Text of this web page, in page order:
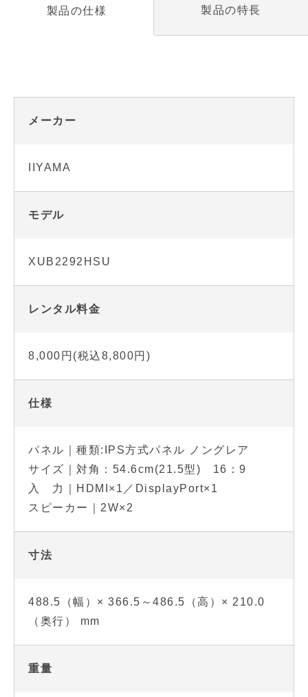
製品の仕様
メーカー
IIYAMA
モデル
XUB2292HSU
レンタル料金
8,000円(税込8,800円)
仕様
パネル｜種類:IPS方式パネル ノングレア
サイズ｜対角：54.6cm(21.5型) 16：9
入 力｜HDMI×1／DisplayPort×1
スピーカー｜2W×2
寸法
488.5（幅）× 366.5～486.5（高）× 210.0
（奥行） mm
重量
製品の特長